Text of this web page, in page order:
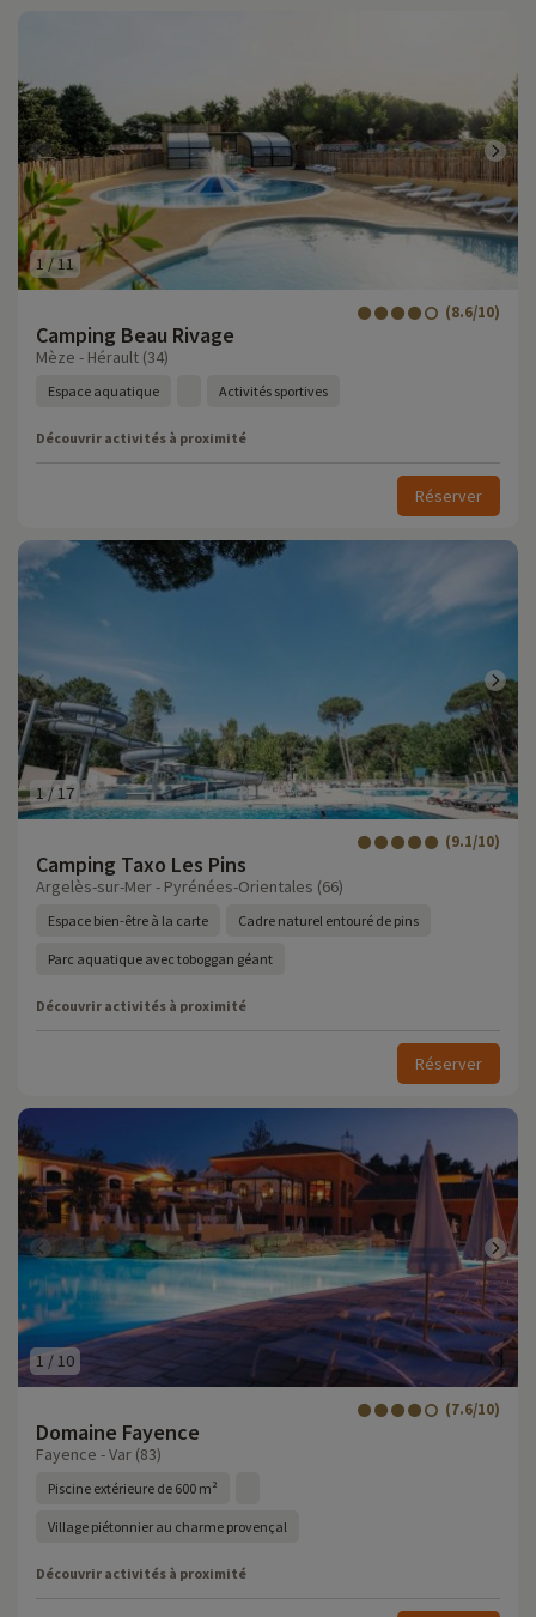
1 /11
Camping Beau Rivage
(8.6/10)
Mèze - Hérault (34)
Espace aquatique Activités sportives
Découvrir activités à proximité
Réserver
1/17
Camping Taxo Les Pins
(9.1/10)
Argelès-sur-Mer - Pyrénées-Orientales (66)
Espace bien-être à la carte Cadre naturel entouré de pins
Parc aquatique avec toboggan géant
Découvrir activités à proximité
Réserver
1 /10
Domaine Fayence
(7.6/10)
Fayence - Var (83)
Piscine extérieure de 600 m²
Village piétonnier au charme provençal
Découvrir activités à proximité